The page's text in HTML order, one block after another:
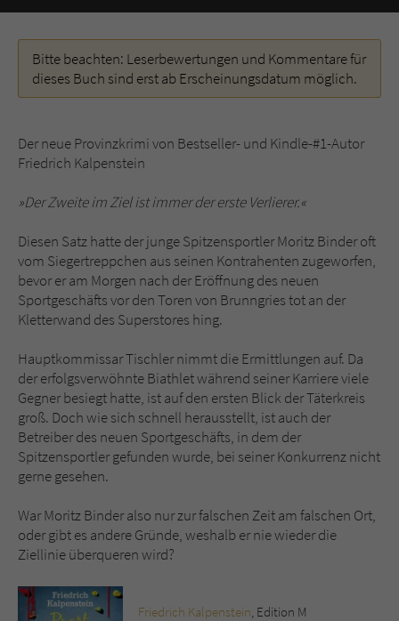
Bitte beachten: Leserbewertungen und Kommentare für
dieses Buch sind erst ab Erscheinungsdatum möglich.
Der neue Provinzkrimi von Bestseller- und Kindle-#1-Autor
Friedrich Kalpenstein
»Der Zweite im Ziel ist immer der erste Verlierer.«
Diesen Satz hatte der junge Spitzensportler Moritz Binder oft
vom Siegertreppchen aus seinen Kontrahenten zugeworfen,
bevor er am Morgen nach der Eröffnung des neuen
Sportgeschäfts vor den Toren von Brunngries tot an der
Kletterwand des Superstores hing.
Hauptkommissar Tischler nimmt die Ermittlungen auf. Da
der erfolgsverwöhnte Biathlet während seiner Karriere viele
Gegner besiegt hatte, ist auf den ersten Blick der Täterkreis
groß. Doch wie sich schnell herausstellt, ist auch der
Betreiber des neuen Sportgeschäfts, in dem der
Spitzensportler gefunden wurde, bei seiner Konkurrenz nicht
gerne gesehen.
War Moritz Binder also nur zur falschen Zeit am falschen Ort,
oder gibt es andere Gründe, weshalb er nie wieder die
Ziellinie überqueren wird?
Friedrich Kalpenstein , Edition M
Name tx_pwcomments_ahash
Anbieter Literatur-Couch Medien GmbH & Co. KG
Zweck Cookie für Kommentare einzelner Buchtitel
Anbieter Literatur-Couch Medien GmbH & Co. KG
Laufzeit Session
Zweck
Kommunikation der Webseite mit dem
Benutzer. Es wird benötigt um z. B. den
Sicherheitscode des Kontaktformulars zu
überprüfen.